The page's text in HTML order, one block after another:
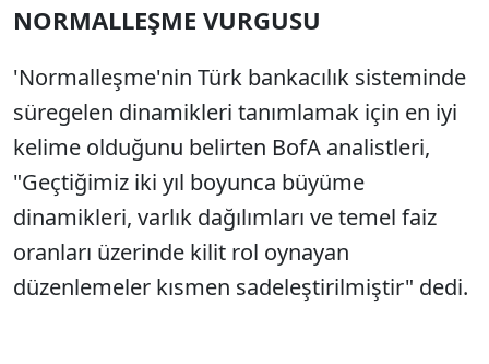
NORMALLEŞME VURGUSU
'Normalleşme'nin Türk bankacılık sisteminde
süregelen dinamikleri tanımlamak için en iyi
kelime olduğunu belirten BofA analistleri,
"Geçtiğimiz iki yıl boyunca büyüme
dinamikleri, varlık dağılımları ve temel faiz
oranları üzerinde kilit rol oynayan
düzenlemeler kısmen sadeleştirilmiştir" dedi.